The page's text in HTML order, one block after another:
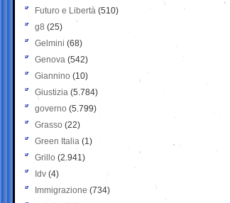
Futuro e Libertà (510)
g8 (25)
Gelmini (68)
Genova (542)
Giannino (10)
Giustizia (5.784)
governo (5.799)
Grasso (22)
Green Italia (1)
Grillo (2.941)
Idv (4)
Immigrazione (734)